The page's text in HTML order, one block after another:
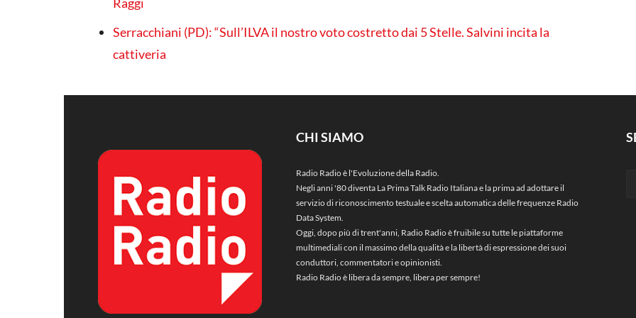
Serracchiani (PD): “Sull’ILVA il nostro voto costretto dai 5 Stelle. Salvini incita la
cattiveria
CHI SIAMO
Radio Radio è l'Evoluzione della Radio.
Negli anni '80 diventa La Prima Talk Radio Italiana e la prima ad adottare il
servizio di riconoscimento testuale e scelta automatica delle frequenze Radio
Data System.
Oggi, dopo più di trent'anni, Radio Radio è fruibile su tutte le piattaforme
multimediali con il massimo della qualità e la libertà di espressione dei suoi
conduttori, commentatori e opinionisti.
Radio Radio è libera da sempre, libera per sempre!